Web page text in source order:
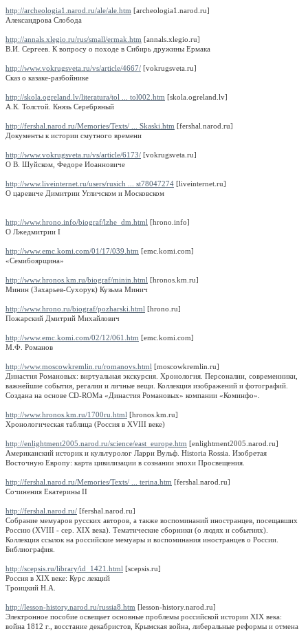
http://archeologia1.narod.ru/ale/ale.htm [archeologia1.narod.ru]
Александрова Слобода
http://annals.xlegio.ru/rus/small/ermak.htm [annals.xlegio.ru]
В.И. Сергеев. К вопросу о походе в Сибирь дружины Ермака
http://www.vokrugsveta.ru/vs/article/4667/ [vokrugsveta.ru]
Сказ о казаке-разбойнике
http://skola.ogreland.lv/literatura/tol ... tol002.htm [skola.ogreland.lv]
А.К. Толстой. Князь Серебряный
http://fershal.narod.ru/Memories/Texts/ ... Skaski.htm [fershal.narod.ru]
Документы к истории смутного времени
http://www.vokrugsveta.ru/vs/article/6173/ [vokrugsveta.ru]
О В. Шуйском, Федоре Иоанновиче
http://www.liveinternet.ru/users/rusich ... st78047274 [liveinternet.ru]
О царевиче Димитрии Угличском и Московском
http://www.hrono.info/biograf/lzhe_dm.html [hrono.info]
О Лжедмитрии I
http://www.emc.komi.com/01/17/039.htm [emc.komi.com]
«Семибоярщина»
http://www.hronos.km.ru/biograf/minin.html [hronos.km.ru]
Минин (Захарьев-Сухорук) Кузьма Минич
http://www.hrono.ru/biograf/pozharski.html [hrono.ru]
Пожарский Дмитрий Михайлович
http://www.emc.komi.com/02/12/061.htm [emc.komi.com]
М.Ф. Романов
http://www.moscowkremlin.ru/romanovs.html [moscowkremlin.ru]
Династия Романовых: виртуальная экскурсия. Хронология. Персоналии, современники,
важнейшие события, регалии и личные вещи. Коллекция изображений и фотографий.
Создана на основе CD-ROMа «Династия Романовых» компании «Коминфо».
http://www.hronos.km.ru/1700ru.html [hronos.km.ru]
Хронологическая таблица (Россия в XVIII веке)
http://enlightment2005.narod.ru/science/east_europe.htm [enlightment2005.narod.ru]
Американский историк и культуролог Ларри Вульф. Historia Rossia. Изобретая
Восточную Европу: карта цивилизации в сознании эпохи Просвещения.
http://fershal.narod.ru/Memories/Texts/ ... terina.htm [fershal.narod.ru]
Сочинения Екатерины II
http://fershal.narod.ru/ [fershal.narod.ru]
Собрание мемуаров русских авторов, а также воспоминаний иностранцев, посещавших
Россию (XVIII - сер. XIX века). Тематические сборники (о людях и событиях).
Коллекция ссылок на российские мемуары и воспоминания иностранцев о России.
Библиография.
http://scepsis.ru/library/id_1421.html [scepsis.ru]
Россия в XIX веке: Курс лекций
Троицкий Н.А.
http://lesson-history.narod.ru/russia8.htm [lesson-history.narod.ru]
Электронное пособие освещает основные проблемы российской истории XIX века:
война 1812 г., восстание декабристов, Крымская война, либеральные реформы и отмена